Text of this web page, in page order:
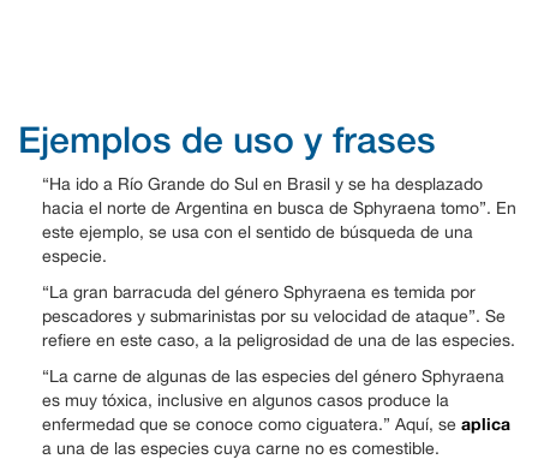
Ejemplos de uso y frases
“Ha ido a Río Grande do Sul en Brasil y se ha desplazado
hacia el norte de Argentina en busca de Sphyraena tomo”. En
este ejemplo, se usa con el sentido de búsqueda de una
especie.
“La gran barracuda del género Sphyraena es temida por
pescadores y submarinistas por su velocidad de ataque”. Se
refiere en este caso, a la peligrosidad de una de las especies.
“La carne de algunas de las especies del género Sphyraena
es muy tóxica, inclusive en algunos casos produce la
enfermedad que se conoce como ciguatera.” Aquí, se aplica
a una de las especies cuya carne no es comestible.